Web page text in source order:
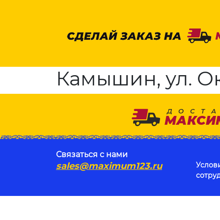
Камышин, ул.
Связаться с нами
sales@maximum123.ru